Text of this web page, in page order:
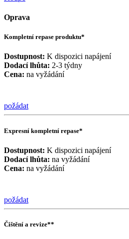
Oprava
Kompletní repase produktu*
Dostupnost: K dispozici napájení
Dodací lhůta: 2-3 týdny
Cena: na vyžádání
požádat
Expresní kompletní repase*
Dostupnost: K dispozici napájení
Dodací lhůta: na vyžádání
Cena: na vyžádání
požádat
Čištění a revize**